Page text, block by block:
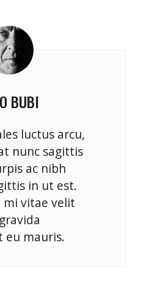
BUBI
luctus arcu,
nunc sagittis
ac nibh
in ut est.
mi vitae velit
eu mauris.